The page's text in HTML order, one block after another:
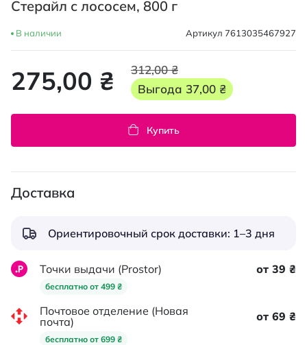
Стерайл с лососем, 800 г
В наличии Артикул 7613035467927
275,00 ₴
312,00 ₴
Выгода 37,00 ₴
Купить
Доставка
Ориентировочный срок доставки: 1–3 дня
Точки выдачи (Prostor)
бесплатно от 499 ₴
от 39 ₴
Почтовое отделение (Новая
почта)
бесплатно от 699 ₴
от 69 ₴